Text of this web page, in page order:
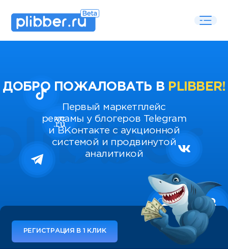
ДОБРО ПОЖАЛОВАТЬ В PLIBBER!
Первый маркетплейс
рекламы у блогеров Telegram
и ВКонтакте с аукционной
системой и продвинутой
аналитикой
РЕГИСТРАЦИЯ В 1 КЛИК